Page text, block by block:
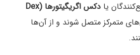
یا
دکس اگریگیتورها (Dex
متمرکز متصل شوند و از آن‌ها